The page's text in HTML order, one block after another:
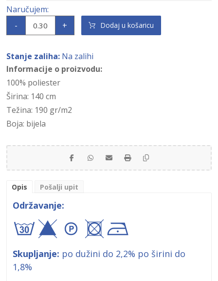
- + Dodaj u košaricu
Stanje zaliha: Na zalihi
Informacije o proizvodu:
100% poliester
Širina: 140 cm
Težina: 190 gr/m2
Boja: bijela
Opis Pošalji upit
Održavanje:
ayA+!
Skupljanje: po dužini do 2,2% po širini do
1,8%